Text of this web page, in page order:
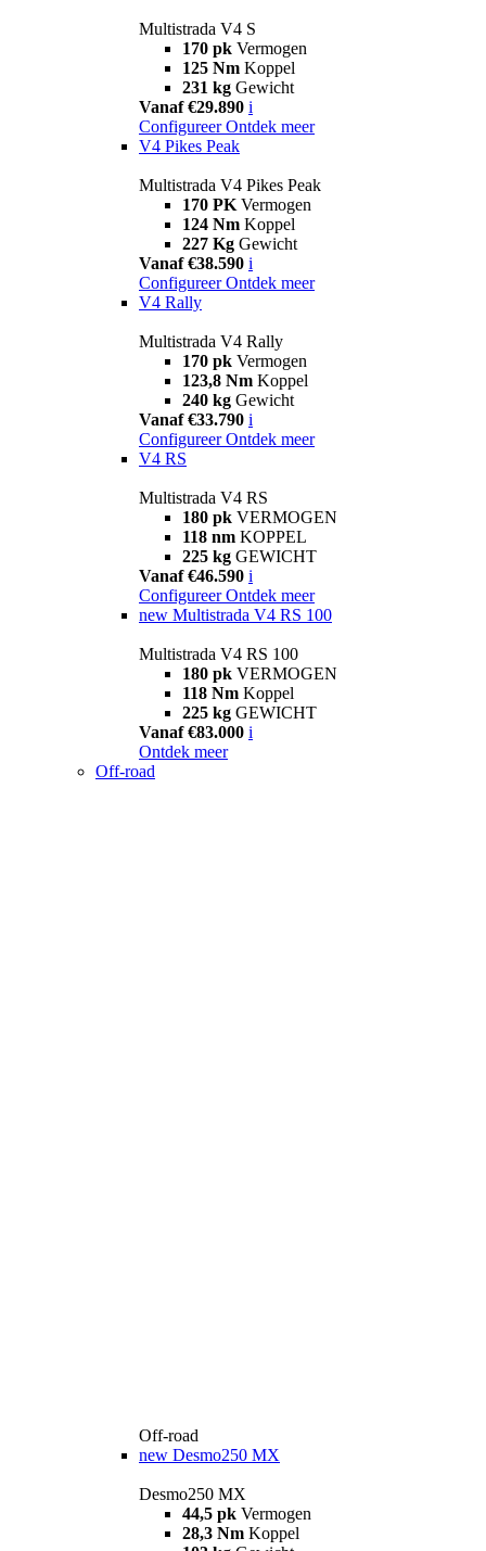
Multistrada V4 S
170 pk Vermogen
125 Nm Koppel
231 kg Gewicht
Vanaf €29.890 i
Configureer Ontdek meer
V4 Pikes Peak
Multistrada V4 Pikes Peak
170 PK Vermogen
124 Nm Koppel
227 Kg Gewicht
Vanaf €38.590 i
Configureer Ontdek meer
V4 Rally
Multistrada V4 Rally
170 pk Vermogen
123,8 Nm Koppel
240 kg Gewicht
Vanaf €33.790 i
Configureer Ontdek meer
V4 RS
Multistrada V4 RS
180 pk VERMOGEN
118 nm KOPPEL
225 kg GEWICHT
Vanaf €46.590 i
Configureer Ontdek meer
new Multistrada V4 RS 100
Multistrada V4 RS 100
180 pk VERMOGEN
118 Nm Koppel
225 kg GEWICHT
Vanaf €83.000 i
Ontdek meer
Off-road
Off-road
new Desmo250 MX
Desmo250 MX
44,5 pk Vermogen
28,3 Nm Koppel